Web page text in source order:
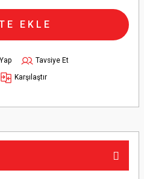
EKLE
Tavsiye Et
Karşılaştır